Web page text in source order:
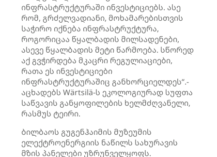
ინფრასტრუქტურაში ინვესტიციებს. ასე
რომ, გრძელვადიანი, მოხამარებისთვის
საჭირო იქნება ინფრასტრუქტურა,
როგორიცაა წყალბადის მილსადენები,
ასევე წყალბადის მეტი წარმოება. სწორედ
აქ გვჭირდება მკაცრი რეგულიაციები,
რათა ეს ინვესტიციები
ინფრასტრუქტურაშიც განხორციელდეს“.-
აცხადებს Wärtsilä-ს ეკოლოგიურად სუფთა
საწვავის განყოფილების ხელმძღვანელი,
რასმუს ტეირი.
ბილბაოს გუგენჰაიმის მუზეუმის
ელექტროენერგიის ნაწილს სახურავის
მზის პანელები უზრუნველყოფს.